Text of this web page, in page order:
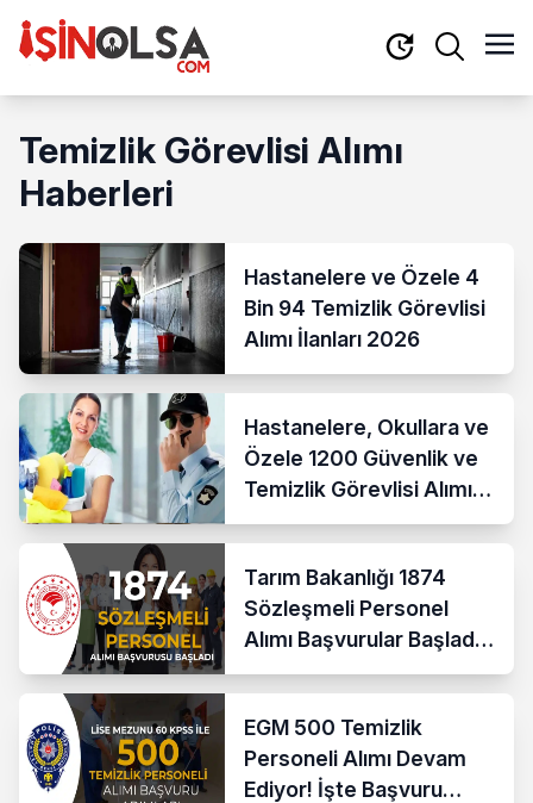
Temizlik Görevlisi Alımı
Haberleri
Hastanelere ve Özele 4
Bin 94 Temizlik Görevlisi
Alımı İlanları 2026
Hastanelere, Okullara ve
Özele 1200 Güvenlik ve
Temizlik Görevlisi Alımı
Başladı!
Tarım Bakanlığı 1874
Sözleşmeli Personel
Alımı Başvurular Başladı!
İşte Adımlar
EGM 500 Temizlik
Personeli Alımı Devam
Ediyor! İşte Başvuru